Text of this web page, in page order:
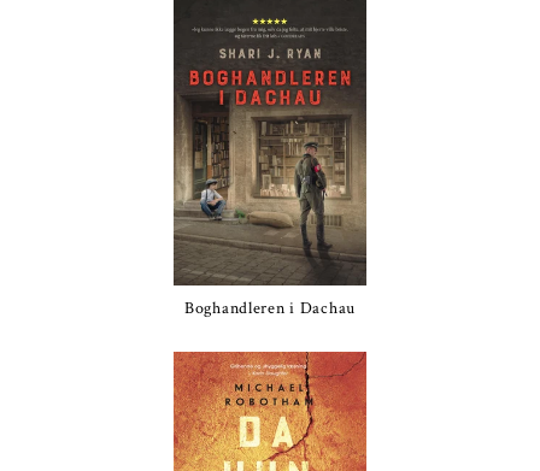
Boghandleren i Dachau